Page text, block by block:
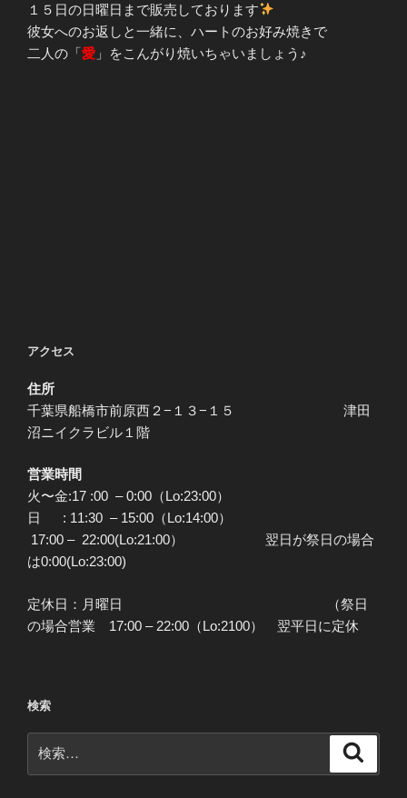
１５日の日曜日まで販売しております
彼女へのお返しと一緒に、ハートのお好み焼きで
二人の「愛 」をこんがり焼いちゃいましょう♪
アクセス
住所
千葉県船橋市前原西２−１３−１５ 津田
沼ニイクラビル１階
営業時間
火〜金:17 :00 – 0:00（Lo:23:00）
日 : 11:30 – 15:00（Lo:14:00）
17:00 – 22:00(Lo:21:00） 翌日が祭日の場合
は0:00(Lo:23:00)
定休日：月曜日 （祭日
の場合営業 17:00 – 22:00（Lo:2100） 翌平日に定休
検索
索: